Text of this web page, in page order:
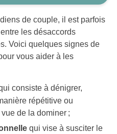
de couple, il est parfois
les désaccords
Voici quelques signes de
vous aider à les
consiste à dénigrer,
répétitive ou
de la dominer ;
qui vise à susciter le